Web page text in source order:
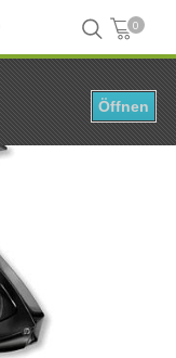
0
Cormoran Angelrolle VeyCor Feeder 5PiF 5000
Öffnen